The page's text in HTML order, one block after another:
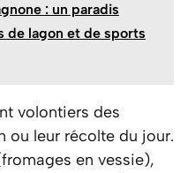
: un paradis
de lagon et de sports
volontiers des
ou leur récolte du jour.
en vessie),